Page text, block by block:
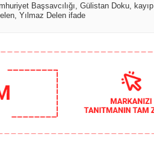
Başsavcılığı Gülistan Doku
Yılmaz Delen ifade